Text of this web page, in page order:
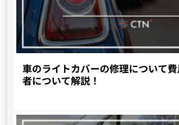
車のライトカバーの修理について
者について解説！